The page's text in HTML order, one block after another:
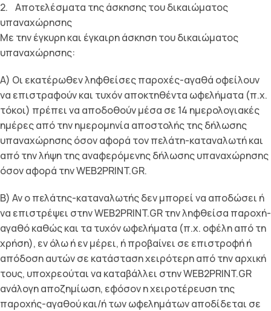
2. Αποτελέσματα της άσκησης του δικαιώματος
υπαναχώρησης
Με την έγκυρη και έγκαιρη άσκηση του δικαιώματος
υπαναχώρησης:
Α) Οι εκατέρωθεν ληφθείσες παροχές-αγαθά οφείλουν
να επιστραφούν και τυχόν αποκτηθέντα ωφελήματα (π.χ.
τόκοι) πρέπει να αποδοθούν μέσα σε 14 ημερολογιακές
ημέρες από την ημερομηνία αποστολής της δήλωσης
υπαναχώρησης όσον αφορά τον πελάτη-καταναλωτή και
από την λήψη της αναφερόμενης δήλωσης υπαναχώρησης
όσον αφορά την WEB2PRINT.GR.
Β) Αν ο πελάτης-καταναλωτής δεν μπορεί να αποδώσει ή
να επιστρέψει στην WEB2PRINT.GR την ληφθείσα παροχή-
αγαθό καθώς και τα τυχόν ωφελήματα (π.χ. οφέλη από τη
χρήση), εν όλω ή εν μέρει, ή προβαίνει σε επιστροφή ή
απόδοση αυτών σε κατάσταση χειρότερη από την αρχική
τους, υποχρεούται να καταβάλλει στην WEB2PRINT.GR
ανάλογη αποζημίωση, εφόσον η χειροτέρευση της
παροχής-αγαθού και/ή των ωφελημάτων αποδίδεται σε